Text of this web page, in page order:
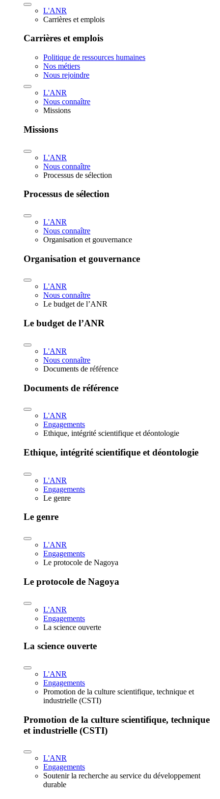
L'ANR
Carrières et emplois
Carrières et emplois
Politique de ressources humaines
Nos métiers
Nous rejoindre
L'ANR
Nous connaître
Missions
Missions
L'ANR
Nous connaître
Processus de sélection
Processus de sélection
L'ANR
Nous connaître
Organisation et gouvernance
Organisation et gouvernance
L'ANR
Nous connaître
Le budget de l’ANR
Le budget de l’ANR
L'ANR
Nous connaître
Documents de référence
Documents de référence
L'ANR
Engagements
Ethique, intégrité scientifique et déontologie
Ethique, intégrité scientifique et déontologie
L'ANR
Engagements
Le genre
Le genre
L'ANR
Engagements
Le protocole de Nagoya
Le protocole de Nagoya
L'ANR
Engagements
La science ouverte
La science ouverte
L'ANR
Engagements
Promotion de la culture scientifique, technique et
industrielle (CSTI)
Promotion de la culture scientifique, technique
et industrielle (CSTI)
L'ANR
Engagements
Soutenir la recherche au service du développement
durable